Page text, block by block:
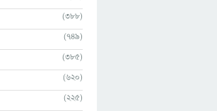
(388)
(749)
(385)
(620)
(225)